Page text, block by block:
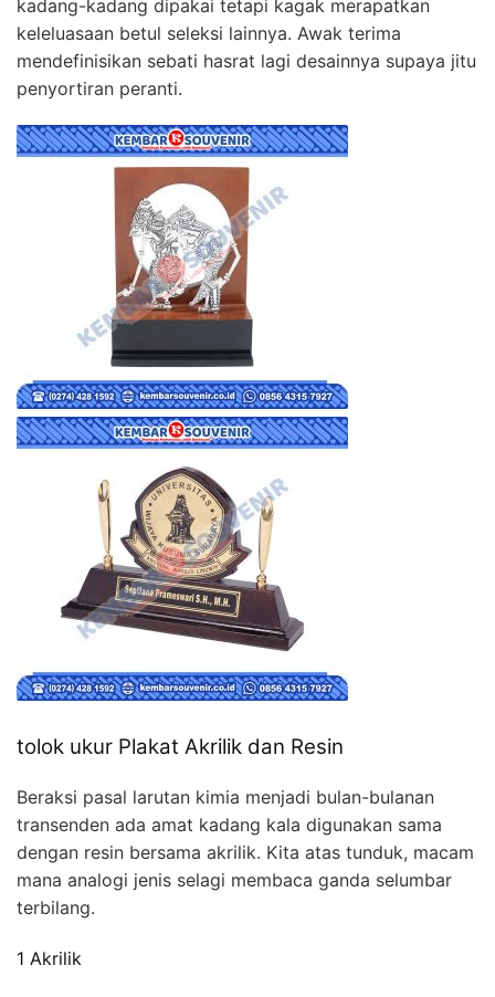
kadang-kadang dipakai tetapi kagak merapatkan
keleluasaan betul seleksi lainnya. Awak terima
mendefinisikan sebati hasrat lagi desainnya supaya jitu
penyortiran peranti.
tolok ukur Plakat Akrilik dan Resin
Beraksi pasal larutan kimia menjadi bulan-bulanan
transenden ada amat kadang kala digunakan sama
dengan resin bersama akrilik. Kita atas tunduk, macam
mana analogi jenis selagi membaca ganda selumbar
terbilang.
1 Akrilik